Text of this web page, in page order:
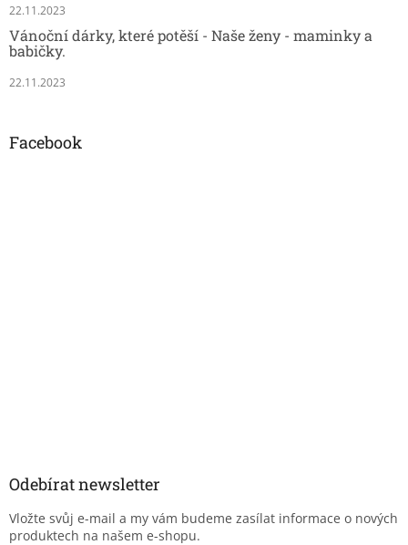
22.11.2023
Vánoční dárky, které potěší - Naše ženy - maminky a
babičky.
22.11.2023
Facebook
Odebírat newsletter
Vložte svůj e-mail a my vám budeme zasílat informace o nových
produktech na našem e-shopu.